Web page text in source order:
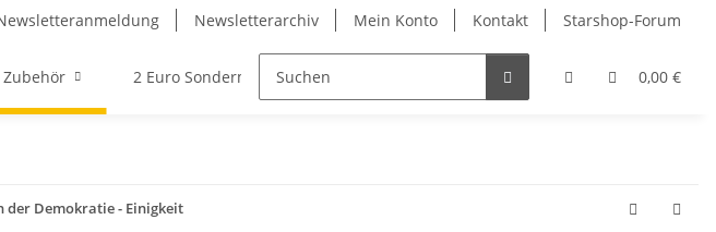
Newsletterarchiv Mein Konto Kontakt Starshop-Forum
0,00 €
Zubehör 2 Euro Sondermünzen
der Demokratie - Einigkeit